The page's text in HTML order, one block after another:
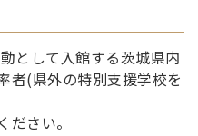
として入館する茨城県内
者(県外の特別支援学校を
さい。